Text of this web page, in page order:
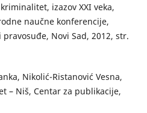
izazov XXI veka,
naučne konferencije,
Novi Sad, 2012, str.
Nikolić-Ristanović Vesna,
– Niš, Centar za publikacije,